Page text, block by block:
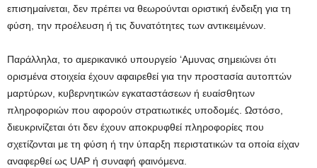
επισημαίνεται, δεν πρέπει να θεωρούνται οριστική ένδειξη για τη
φύση, την προέλευση ή τις δυνατότητες των αντικειμένων.
Παράλληλα, το αμερικανικό υπουργείο ‘Αμυνας σημειώνει ότι
ορισμένα στοιχεία έχουν αφαιρεθεί για την προστασία αυτοπτών
μαρτύρων, κυβερνητικών εγκαταστάσεων ή ευαίσθητων
πληροφοριών που αφορούν στρατιωτικές υποδομές. Ωστόσο,
διευκρινίζεται ότι δεν έχουν αποκρυφθεί πληροφορίες που
σχετίζονται με τη φύση ή την ύπαρξη περιστατικών τα οποία είχαν
αναφερθεί ως UAP ή συναφή φαινόμενα.